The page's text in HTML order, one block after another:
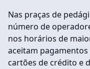
Nas praças de
número de
nos horários de
aceitam pagamentos
cartões de crédito e